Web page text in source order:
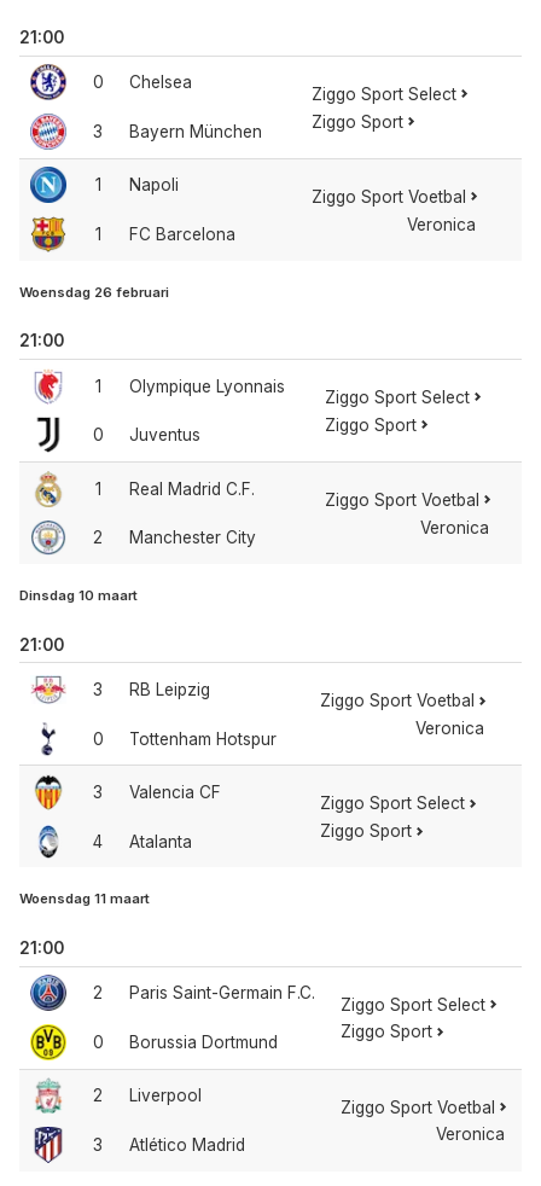
21:00
0
3
Chelsea
Bayern München
Ziggo Sport Select
Ziggo Sport
1
1
Napoli
FC Barcelona
Ziggo Sport Voetbal
Veronica
Woensdag 26 februari
21:00
1
0
Olympique Lyonnais
Juventus
Ziggo Sport Select
Ziggo Sport
1
2
Real Madrid C.F.
Manchester City
Ziggo Sport Voetbal
Veronica
Dinsdag 10 maart
21:00
3
0
RB Leipzig
Tottenham Hotspur
Ziggo Sport Voetbal
Veronica
3
4
Valencia CF
Atalanta
Ziggo Sport Select
Ziggo Sport
Woensdag 11 maart
21:00
2
0
Paris Saint-Germain F.C.
Borussia Dortmund
Ziggo Sport Select
Ziggo Sport
2
3
Liverpool
Atlético Madrid
Ziggo Sport Voetbal
Veronica